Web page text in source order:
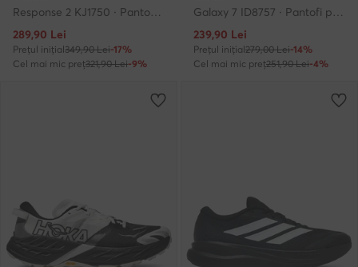
Response 2 KJ1750 · Pantofi pentru alergare
Prețul actual
289,90 Lei
Prețul inițial349,90 Lei-17%
Cel mai mic preț321,90 Lei-9%
Galaxy 7 ID8757 · Pantofi pentru alergare
Prețul actual
239,90 Lei
Prețul inițial279,00 Lei-14%
Cel mai mic preț251,90 Lei-4%